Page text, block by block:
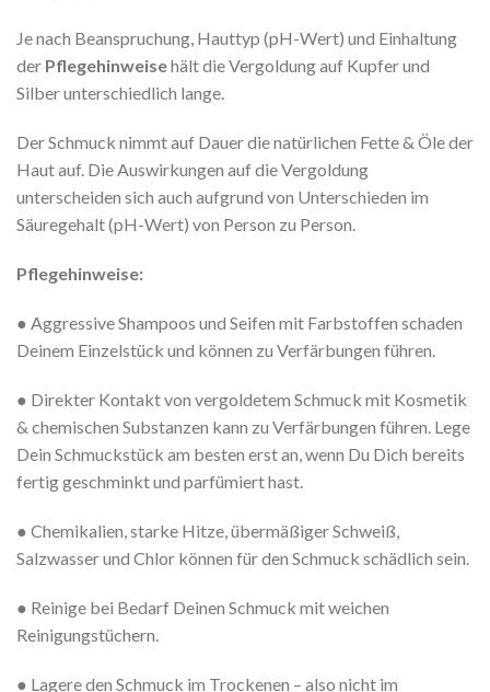
Je nach Beanspruchung, Hauttyp (pH-Wert) und Einhaltung
der Pflegehinweisehält die Vergoldung auf Kupfer und
Silber unterschiedlich lange.
Der Schmuck nimmt auf Dauer die natürlichen Fette & Öle der
Haut auf. Die Auswirkungen auf die Vergoldung
unterscheiden sich auch aufgrund von Unterschieden im
Säuregehalt (pH-Wert) von Person zu Person.
Pflegehinweise:
● Aggressive Shampoos und Seifen mit Farbstoffen schaden
Deinem Einzelstück und können zu Verfärbungen führen.
● Direkter Kontakt von vergoldetem Schmuck mit Kosmetik
& chemischen Substanzen kann zu Verfärbungen führen. Lege
Dein Schmuckstück am besten erst an, wenn Du Dich bereits
fertig geschminkt und parfümiert hast.
● Chemikalien, starke Hitze, übermäßiger Schweiß,
Salzwasser und Chlor können für den Schmuck schädlich sein.
● Reinige bei Bedarf Deinen Schmuck mit weichen
Reinigungstüchern.
● Lagere den Schmuck im Trockenen – also nicht im